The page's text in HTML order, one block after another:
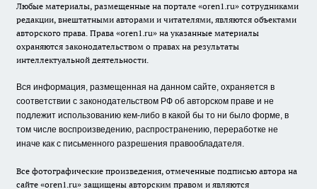
Любые материалы, размещенные на портале «oren1.ru» сотрудниками
редакции, внештатными авторами и читателями, являются объектами
авторского права. Права «oren1.ru» на указанные материалы
охраняются законодательством о правах на результаты
интеллектуальной деятельности.
Вся информация, размещенная на данном сайте, охраняется в
соответствии с законодательством РФ об авторском праве и не
подлежит использованию кем-либо в какой бы то ни было форме, в
том числе воспроизведению, распространению, переработке не
иначе как с письменного разрешения правообладателя.
Все фотографические произведения, отмеченные подписью автора на
сайте «oren1.ru» защищены авторским правом и являются